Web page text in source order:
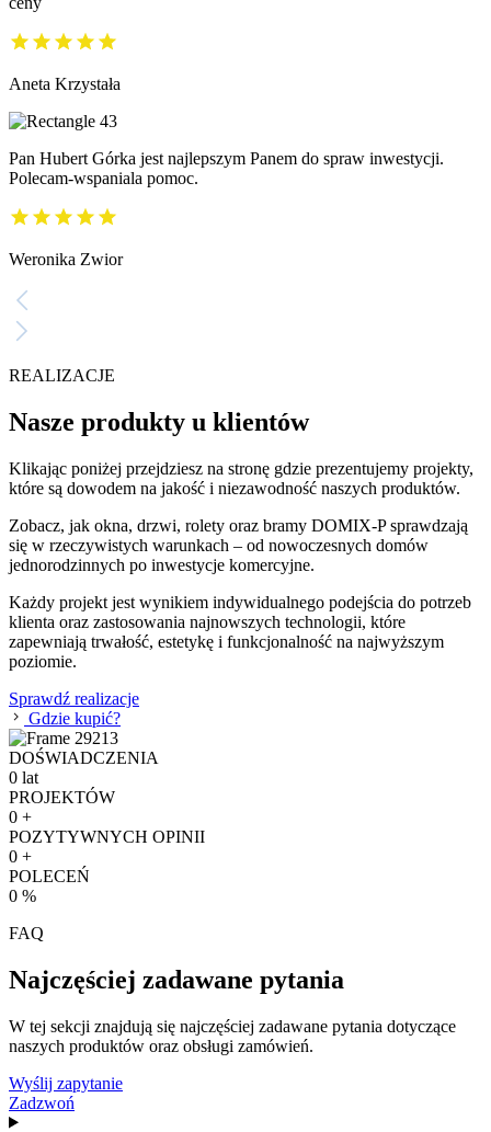
Aneta Krzystała
Pan Hubert Górka jest najlepszym Panem do spraw inwestycji.
Polecam-wspaniala pomoc.
Weronika Zwior
REALIZACJE
Nasze produkty u klientów
Klikając poniżej przejdziesz na stronę gdzie prezentujemy projekty,
które są dowodem na jakość i niezawodność naszych produktów.
Zobacz, jak okna, drzwi, rolety oraz bramy DOMIX-P sprawdzają
się w rzeczywistych warunkach – od nowoczesnych domów
jednorodzinnych po inwestycje komercyjne.
Każdy projekt jest wynikiem indywidualnego podejścia do potrzeb
klienta oraz zastosowania najnowszych technologii, które
zapewniają trwałość, estetykę i funkcjonalność na najwyższym
poziomie.
Sprawdź realizacje
Gdzie kupić?
DOŚWIADCZENIA
0 lat
PROJEKTÓW
0 +
POZYTYWNYCH OPINII
0 +
POLECEŃ
0 %
FAQ
Najczęściej zadawane pytania
W tej sekcji znajdują się najczęściej zadawane pytania dotyczące
naszych produktów oraz obsługi zamówień.
Wyślij zapytanie
Zadzwoń